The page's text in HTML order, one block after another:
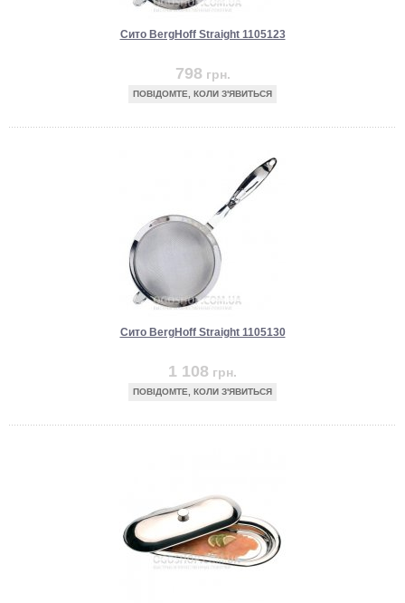
Сито BergHoff Straight 1105123
798 грн.
ПОВІДОМТЕ, КОЛИ З'ЯВИТЬСЯ
Сито BergHoff Straight 1105130
1 108 грн.
ПОВІДОМТЕ, КОЛИ З'ЯВИТЬСЯ